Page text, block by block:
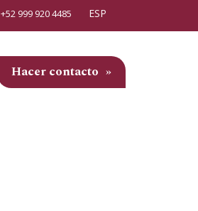
+52 999 920 4485 ESP
Hacer contacto